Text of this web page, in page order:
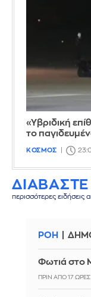
«Υβριδική
το
ΚΟΣΜΟΣ
ΔΙΑΒΑΣΤΕ
περισσότερες ειδήσεις
ΡΟΗ
Φωτιά στο
ΠΡΙΝ ΑΠΌ 17 ΏΡΕΣ